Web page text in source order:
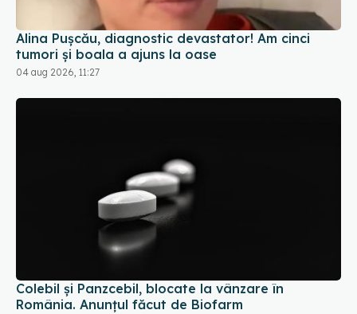
Alina Pușcău, diagnostic devastator! Am cinci
tumori și boala a ajuns la oase
04 aug 2026, 11:27
Colebil și Panzcebil, blocate la vânzare în
România. Anunțul făcut de Biofarm